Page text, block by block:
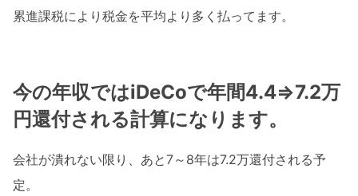
累進課税により税金を平均より多く払ってます。
今の年収ではiDeCoで年間4.4⇒7.2万
円還付される計算になります。
会社が潰れない限り、あと7～8年は7.2万還付される予
定。